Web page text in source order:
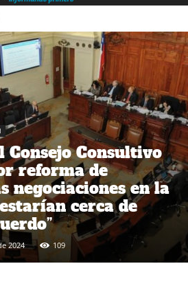
Consejo Consultivo
reforma de
negociaciones en la
cerca de
2024 109